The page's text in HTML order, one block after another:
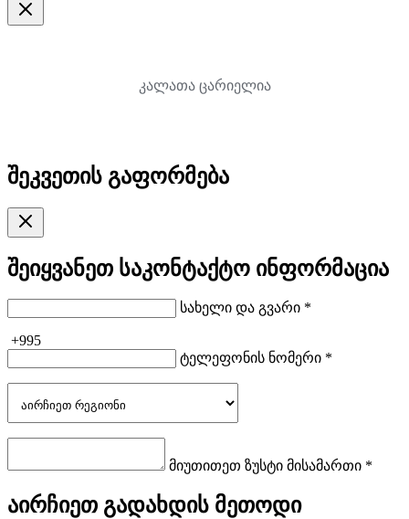
კალათა ცარიელია
შეკვეთის გაფორმება
შეიყვანეთ საკონტაქტო ინფორმაცია
სახელი და გვარი *
+995
ტელეფონის ნომერი *
მიუთითეთ ზუსტი მისამართი *
აირჩიეთ გადახდის მეთოდი